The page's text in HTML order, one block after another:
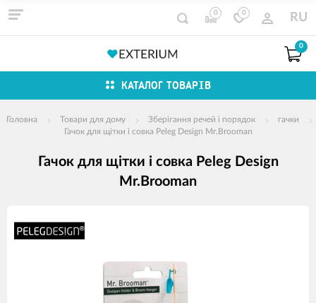
0 0 RU
0
КАТАЛОГ ТОВАРІВ
Головна Товари для дому Зберігання речей і порядок
гачки
Гачок для щітки і совка Peleg Design Mr.Brooman
Гачок для щітки і совка Peleg Design
Mr.Brooman
продуктів